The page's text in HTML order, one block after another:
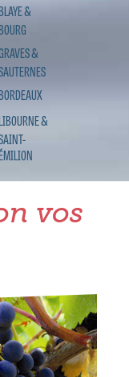
&
&
&
vos